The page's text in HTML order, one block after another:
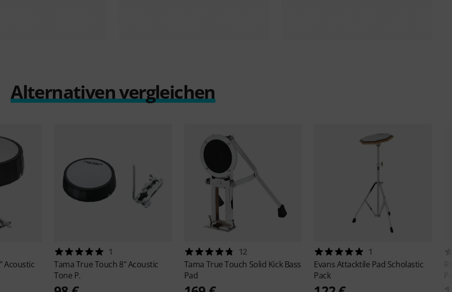
Alternativen vergleichen
Acoustic
1
TamaTrue Touch 8" Acoustic
Tone P.
12
Tama True Touch Solid Kick Bass
Pad
1
EvansAttacktile Pad Scholastic
Pack